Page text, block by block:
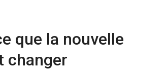
que la nouvelle
changer